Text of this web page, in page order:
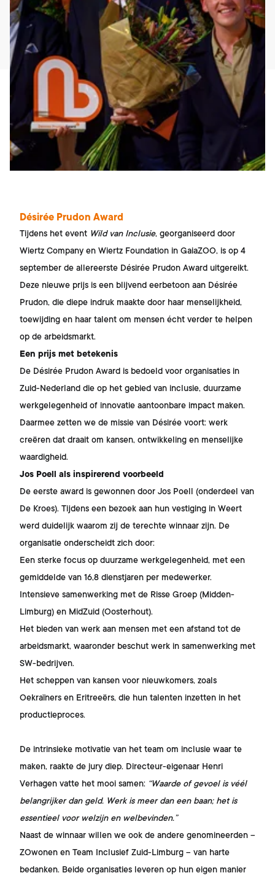
Désirée Prudon Award
Tijdens het event Wild van Inclusie, georganiseerd door
Wiertz Company en Wiertz Foundation in GaiaZOO, is op 4
september de allereerste Désirée Prudon Award uitgereikt.
Deze nieuwe prijs is een blijvend eerbetoon aan Désirée
Prudon, die diepe indruk maakte door haar menselijkheid,
toewijding en haar talent om mensen écht verder te helpen
op de arbeidsmarkt.
Een prijs met betekenis
De Désirée Prudon Award is bedoeld voor organisaties in
Zuid-Nederland die op het gebied van inclusie, duurzame
werkgelegenheid of innovatie aantoonbare impact maken.
Daarmee zetten we de missie van Désirée voort: werk
creëren dat draait om kansen, ontwikkeling en menselijke
waardigheid.
Jos Poell als inspirerend voorbeeld
De eerste award is gewonnen door Jos Poell (onderdeel van
De Kroes). Tijdens een bezoek aan hun vestiging in Weert
werd duidelijk waarom zij de terechte winnaar zijn. De
organisatie onderscheidt zich door:
Een sterke focus op duurzame werkgelegenheid, met een
gemiddelde van 16,8 dienstjaren per medewerker.
Intensieve samenwerking met de Risse Groep (Midden-
Limburg) en MidZuid (Oosterhout).
Het bieden van werk aan mensen met een afstand tot de
arbeidsmarkt, waaronder beschut werk in samenwerking met
SW-bedrijven.
Het scheppen van kansen voor nieuwkomers, zoals
Oekraïners en Eritreeërs, die hun talenten inzetten in het
productieproces.
De intrinsieke motivatie van het team om inclusie waar te
maken, raakte de jury diep. Directeur-eigenaar Henri
Verhagen vatte het mooi samen: “Waarde of gevoel is véél
belangrijker dan geld. Werk is meer dan een baan; het is
essentieel voor welzijn en welbevinden.”
Naast de winnaar willen we ook de andere genomineerden –
ZOwonen en Team Inclusief Zuid-Limburg – van harte
bedanken. Beide organisaties leveren op hun eigen manier